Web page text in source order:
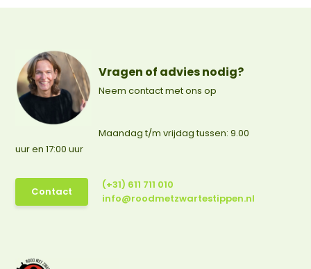
Vragen of advies nodig?
Neem contact met ons op
Maandag t/m vrijdag tussen: 9.00
uur en 17:00 uur
Contact
(+31) 611 711 010
info@roodmetzwartestippen.nl